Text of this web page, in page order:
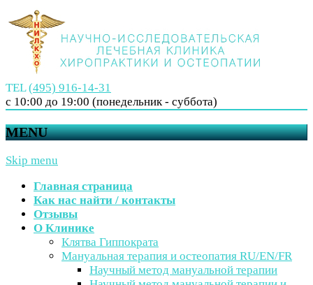
TEL(495) 916-14-31
с 10:00 до 19:00 (понедельник - суббота)
MENU
Skip menu
Главная страница
Как нас найти / контакты
Отзывы
О Клинике
Клятва Гиппократа
Мануальная терапия и остеопатия RU/EN/FR
Научный метод мануальной терапии